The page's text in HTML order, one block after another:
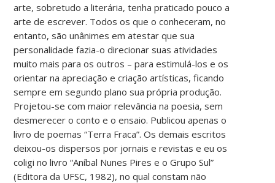
arte, sobretudo a literária, tenha praticado pouco a
arte de escrever. Todos os que o conheceram, no
entanto, são unânimes em atestar que sua
personalidade fazia-o direcionar suas atividades
muito mais para os outros – para estimulá-los e os
orientar na apreciação e criação artísticas, ficando
sempre em segundo plano sua própria produção.
Projetou-se com maior relevância na poesia, sem
desmerecer o conto e o ensaio. Publicou apenas o
livro de poemas “Terra Fraca”. Os demais escritos
deixou-os dispersos por jornais e revistas e eu os
coligi no livro “Aníbal Nunes Pires e o Grupo Sul”
(Editora da UFSC, 1982), no qual constam não